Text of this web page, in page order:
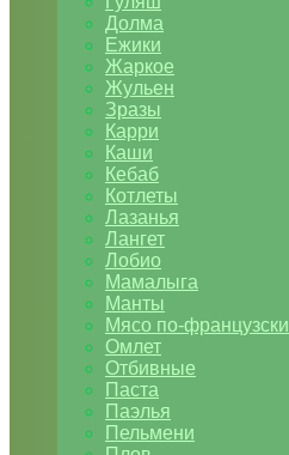
Долма
Ежики
Жаркое
Жульен
Зразы
Карри
Каши
Кебаб
Котлеты
Лазанья
Лангет
Лобио
Мамалыга
Манты
Мясо по-французски
Омлет
Отбивные
Паста
Паэлья
Пельмени